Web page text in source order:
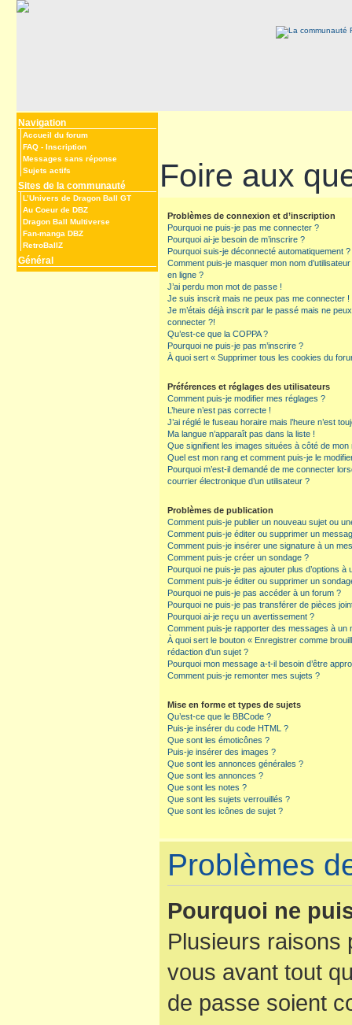
Navigation
Accueil du forum
FAQ - Inscription
Messages sans réponse
Sujets actifs
Sites de la communauté
L’Univers de Dragon Ball GT
Au Coeur de DBZ
Dragon Ball Multiverse
Fan-manga DBZ
RetroBallZ
Général
Foire aux
Problèmes de connexion et d’inscription
Pourquoi ne puis-je pas me connecter ?
Pourquoi ai-je besoin de m’inscrire ?
Pourquoi suis-je déconnecté automatiquement ?
Comment puis-je masquer mon nom
en ligne ?
J’ai perdu mon mot de passe !
Je suis inscrit mais ne peux pas me connecter !
Je m’étais déjà inscrit par le passé mais ne
connecter ?!
Qu’est-ce que la COPPA ?
Pourquoi ne puis-je pas m’inscrire ?
À quoi sert « Supprimer tous les cookies du
Préférences et réglages des utilisateurs
Comment puis-je modifier mes réglages ?
L’heure n’est pas correcte !
J’ai réglé le fuseau horaire mais l’heure n’est
Ma langue n’apparaît pas dans la liste !
Que signifient les images situées à côté de mon
Quel est mon rang et comment puis-je le
Pourquoi m’est-il demandé de me connecter
courrier électronique d’un utilisateur ?
Problèmes de publication
Comment puis-je publier un nouveau sujet ou
Comment puis-je éditer ou supprimer un
Comment puis-je insérer une signature à un
Comment puis-je créer un sondage ?
Pourquoi ne puis-je pas ajouter plus d’options à
Comment puis-je éditer ou supprimer un
Pourquoi ne puis-je pas accéder à un forum ?
Pourquoi ne puis-je pas transférer de pièces
Pourquoi ai-je reçu un avertissement ?
Comment puis-je rapporter des messages à un
À quoi sert le bouton « Enregistrer comme
rédaction d’un sujet ?
Pourquoi mon message a-t-il besoin d’être
Comment puis-je remonter mes sujets ?
Mise en forme et types de sujets
Qu’est-ce que le BBCode ?
Puis-je insérer du code HTML ?
Que sont les émoticônes ?
Puis-je insérer des images ?
Que sont les annonces générales ?
Que sont les annonces ?
Que sont les notes ?
Que sont les sujets verrouillés ?
Que sont les icônes de sujet ?
Problèmes
Pourquoi ne
Plusieurs raisons
vous avant tout
de passe soient